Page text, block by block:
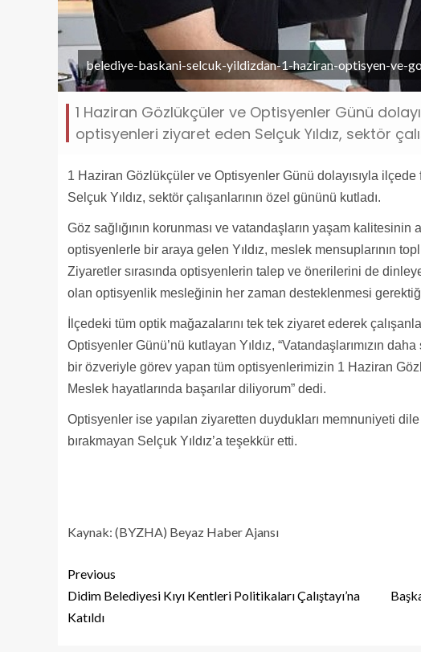
belediye-baskani-selcuk-yildizdan-1-haziran-optisyen-ve-
1 Haziran Gözlükçüler ve Optisyenler Günü
optisyenleri ziyaret eden Selçuk Yıldız, sektör
1 Haziran Gözlükçüler ve Optisyenler Günü dolayısıyla
Selçuk Yıldız, sektör çalışanlarının özel gününü kutladı.
Göz sağlığının korunması ve vatandaşların yaşam kalitesinin
optisyenlerle bir araya gelen Yıldız, meslek mensuplarının
Ziyaretler sırasında optisyenlerin talep ve önerilerini de
olan optisyenlik mesleğinin her zaman desteklenmesi
İlçedeki tüm optik mağazalarını tek tek ziyaret ederek
Optisyenler Günü’nü kutlayan Yıldız, “Vatandaşlarımızın
bir özveriyle görev yapan tüm optisyenlerimizin 1 Haziran
Meslek hayatlarında başarılar diliyorum” dedi.
Optisyenler ise yapılan ziyaretten duydukları memnuniyeti
bırakmayan Selçuk Yıldız’a teşekkür etti.
Kaynak: (BYZHA) Beyaz Haber Ajansı
Previous
Didim Belediyesi Kıyı Kentleri Politikaları Çalıştayı’na
Katıldı